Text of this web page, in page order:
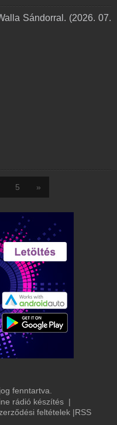
Sándorral. (2026. 07.
5 »
fenntartva.
rádió készítés |
feltételek |RSS